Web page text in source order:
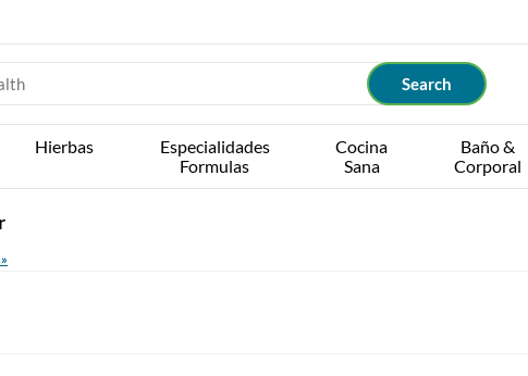
Hierbas
Especialidades
Formulas
Cocina
Sana
Baño &
Corporal